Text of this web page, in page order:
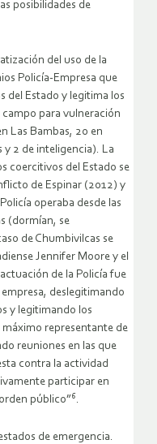
posibilidades de
del uso de la
Policía-Empresa que
del Estado y legitima los
para vulneración
Las Bambas, 20 en
y 2 de inteligencia). La
coercitivos del Estado se
de Espinar (2012) y
operaba desde las
(dormían, se
de Chumbivilcas se
Jennifer Moore y el
de la Policía fue
deslegitimando
y legitimando los
máximo representante de
reuniones en las que
contra la actividad
participar en
público”6.
de emergencia.